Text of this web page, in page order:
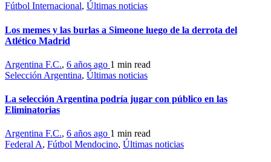
Fútbol Internacional, Últimas noticias
Los memes y las burlas a Simeone luego de la derrota del
Atlético Madrid
Argentina F.C., 6 años ago 1 min read
Selección Argentina, Últimas noticias
La selección Argentina podría jugar con público en las
Eliminatorias
Argentina F.C., 6 años ago 1 min read
Federal A, Fútbol Mendocino, Últimas noticias